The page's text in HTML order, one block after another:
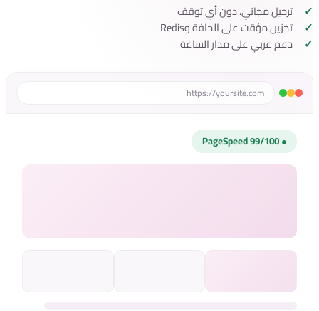
ترحيل مجاني، دون أي توقف
تخزين مؤقت على الحافة وRedis
دعم عربي على مدار الساعة
https://yoursite.com
● 99/100 PageSpeed